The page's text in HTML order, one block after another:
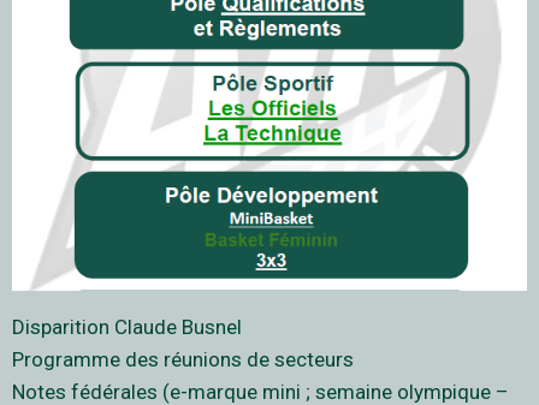
Disparition Claude Busnel
Programme des réunions de secteurs
Notes fédérales (e-marque mini ; semaine olympique –